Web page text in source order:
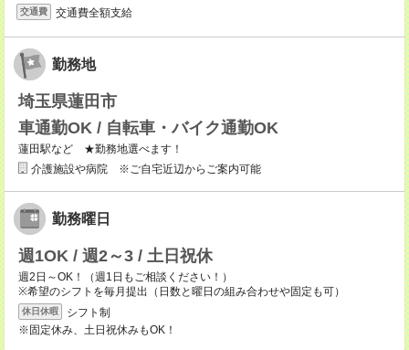
交通費 交通費全額支給
勤務地
埼玉県蓮田市
車通勤OK / 自転車・バイク通勤OK
蓮田駅など ★勤務地選べます！
介護施設や病院 ※ご自宅近辺からご案内可能
勤務曜日
週1OK / 週2～3 / 土日祝休
週2日～OK！（週1日もご相談ください！）
※希望のシフトを毎月提出（日数と曜日の組み合わせや固定も可）
休日休暇
シフト制
※固定休み、土日祝休みもOK！